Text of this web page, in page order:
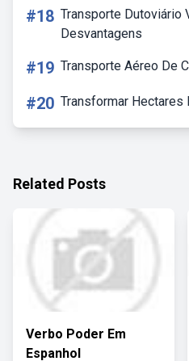
#18 Transporte Dutoviário
Desvantagens
#19 Transporte Aéreo De
#20 Transformar Hectares
Related Posts
Verbo Poder Em
Espanhol